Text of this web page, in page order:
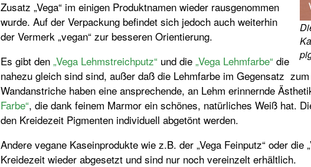
Zusatz „Vega“ im einigen Produktnamen wieder rausgenommen
wurde. Auf der Verpackung befindet sich jedoch auch weiterhin
der Vermerk „vegan“ zur besseren Orientierung.
Es gibt den „Vega Lehmstreichputz“ und die „Vega Lehmfarbe“ die
nahezu gleich sind sind, außer daß die Lehmfarbe im Gegensatz
Wandanstriche haben eine ansprechende, an Lehm erinnernde
Farbe“, die dank feinem Marmor ein schönes, natürliches Weiß hat.
den Kreidezeit Pigmenten individuell abgetönt werden.
Andere vegane Kaseinprodukte wie z.B. der „Vega Feinputz“ oder die
Kreidezeit wieder abgesetzt und sind nur noch vereinzelt erhältlich.